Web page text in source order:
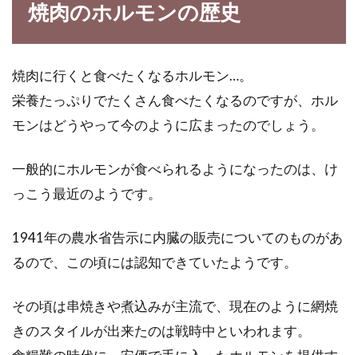
食生活改善で余分な脂肪を減らして、健康的に
痩せたいですね。ところが、世の中にはこれは
甘酒は米麹で作られたものを選んで
ダイエットしよう！
甘酒といえば、行事で飲むくらいで、普段は好
うか。米...
ウーロン茶で食事で摂り過ぎた油を
分解させて排出させよう
焼肉のホルモンの歴史
焼肉に行くと食べたくなるホルモン…。
栄養たっぷりでたくさん食べたくなるのですが、ホル
モンはどうやって今のように広まったのでしょう。
一般的にホルモンが食べられるようになったのは、け
っこう最近のようです。
1941年の農水省告示に内臓の販売についてのものがあ
るので、この頃には認知できていたようです。
その頃は串焼きや煮込みが主流で、現在のように網焼
きのスタイルが出来たのは戦時中といわれます。